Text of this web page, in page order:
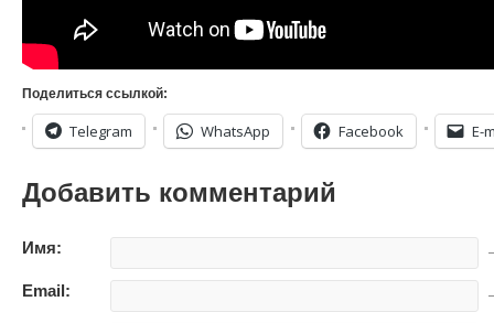
Поделиться ссылкой:
Telegram WhatsApp Facebook E-
Добавить комментарий
Имя:
Email: